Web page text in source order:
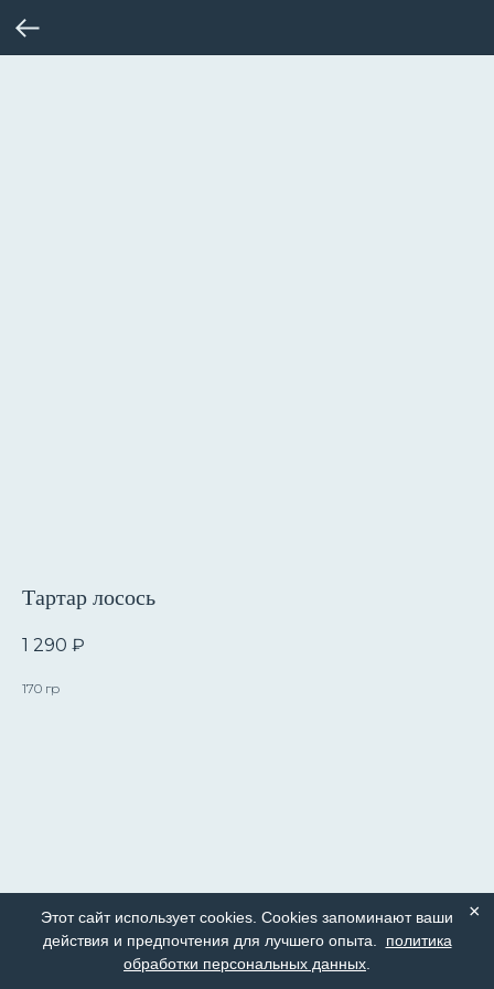
Тартар лосось
1 290 ₽
170 гр
×
Этот сайт использует cookies. Cookies запоминают ваши
действия и предпочтения для лучшего опыта.
политика
обработки персональных данных